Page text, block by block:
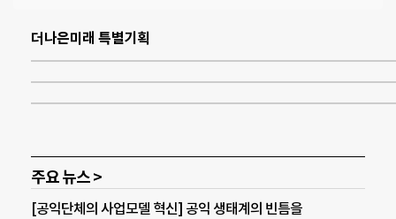
더나은미래 특별기획
주요 뉴스 >
[공익단체의 사업모델 혁신] 공익 생태계의 빈틈을